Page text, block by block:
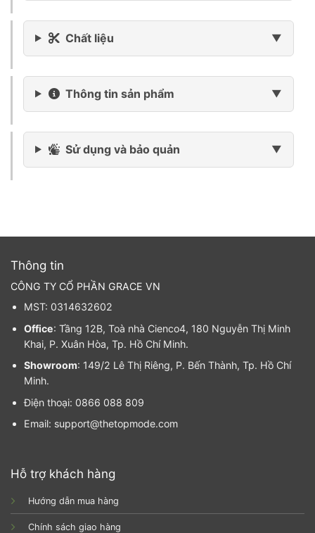
Chất liệu
Thông tin sản phẩm
Sử dụng và bảo quản
Thông tin
CÔNG TY CỔ PHẦN GRACE VN
MST: 0314632602
Office: Tầng 12B, Toà nhà Cienco4, 180 Nguyễn Thị Minh
Khai, P. Xuân Hòa, Tp. Hồ Chí Minh.
Showroom: 149/2 Lê Thị Riêng, P. Bến Thành, Tp. Hồ Chí
Minh.
Điện thoại: 0866 088 809
Email: support@thetopmode.com
Hỗ trợ khách hàng
Hướng dẫn mua hàng
Chính sách giao hàng